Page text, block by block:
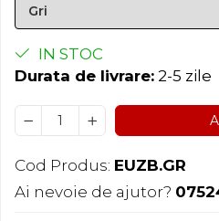
IN STOC
Durata de livrare: 2-5 zile
Cod Produs: EUZB.GR
Ai nevoie de ajutor?